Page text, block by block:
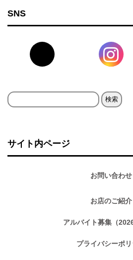
SNS
検
サイト内ページ
お問い合わせ
お店のご紹介
アルバイト募集（
プライバシーポ